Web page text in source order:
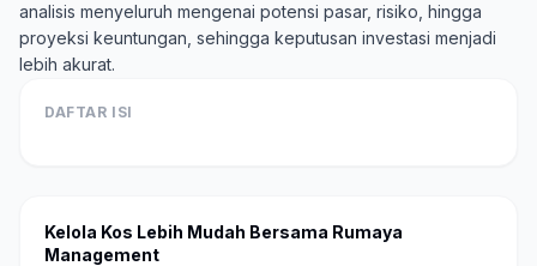
analisis menyeluruh mengenai potensi pasar, risiko, hingga
proyeksi keuntungan, sehingga keputusan investasi menjadi
lebih akurat.
DAFTAR ISI
Kelola Kos Lebih Mudah Bersama Rumaya
Management